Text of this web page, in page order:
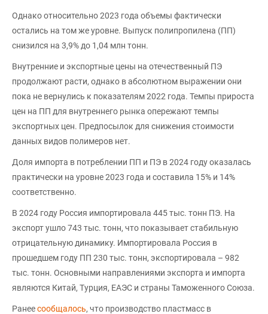
Однако относительно 2023 года объемы фактически
остались на том же уровне. Выпуск полипропилена (ПП)
снизился на 3,9% до 1,04 млн тонн.
Внутренние и экспортные цены на отечественный ПЭ
продолжают расти, однако в абсолютном выражении они
пока не вернулись к показателям 2022 года. Темпы прироста
цен на ПП для внутреннего рынка опережают темпы
экспортных цен. Предпосылок для снижения стоимости
данных видов полимеров нет.
Доля импорта в потреблении ПП и ПЭ в 2024 году оказалась
практически на уровне 2023 года и составила 15% и 14%
соответственно.
В 2024 году Россия импортировала 445 тыс. тонн ПЭ. На
экспорт ушло 743 тыс. тонн, что показывает стабильную
отрицательную динамику. Импортировала Россия в
прошедшем году ПП 230 тыс. тонн, экспортировала – 982
тыс. тонн. Основными направлениями экспорта и импорта
являются Китай, Турция, ЕАЭС и страны Таможенного Союза.
Ранеесообщалось, что производство пластмасс в